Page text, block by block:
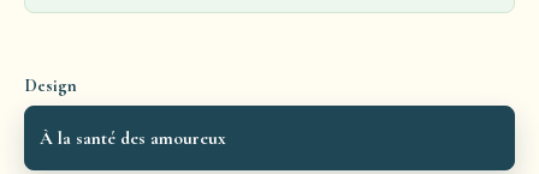
Design
À la santé des amoureux